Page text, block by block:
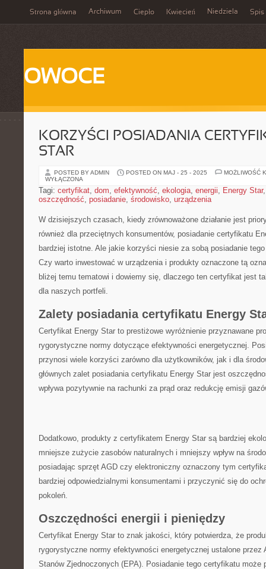
Strona główna Archiwum Ciepło Kwiecień Niedziela Spis
OWOCE
KORZYŚCI POSIADANIA
STAR
POSTED BY ADMIN POSTED ON MAJ - 25 - 2025
MOŻLIWOŚĆ
WYŁĄCZONA
Tagi: certyfikat, dom, efektywność, ekologia, energii, Energy Star
oszczędność, posiadanie, środowisko, urządzenia
W‍ dzisiejszych czasach,⁢ kiedy zrównoważone działanie jest
również dla przeciętnych konsumentów, posiadanie certyfikatu
bardziej istotne. Ale jakie⁤ korzyści niesie za sobą posiadanie
Czy warto inwestować w urządzenia i produkty‌ oznaczone tą
bliżej temu⁢ tematowi i dowiemy się, dlaczego ten ⁣certyfikat jest
dla naszych ⁣portfeli.
Zalety posiadania certyfikatu ⁣Energy
Certyfikat ⁢Energy Star to prestiżowe wyróżnienie ​przyznawane
rygorystyczne normy dotyczące efektywności energetycznej.
przynosi wiele korzyści zarówno dla użytkowników, jak i ⁣dla
głównych ⁣zalet posiadania‍ certyfikatu Energy Star jest‍
wpływa pozytywnie​ na rachunki ​za prąd oraz redukcję emisji
Dodatkowo, produkty z certyfikatem‍ Energy Star są bardziej
mniejsze zużycie zasobów naturalnych i mniejszy wpływ na
⁢posiadając sprzęt AGD czy elektroniczny oznaczony tym
bardziej odpowiedzialnymi⁢ konsumentami i⁣ przyczynić się do
pokoleń.
Oszczędności ⁤energii i pieniędzy
Certyfikat Energy Star to znak jakości, ⁢który potwierdza, ‍że​
rygorystyczne normy efektywności energetycznej ustalone przez
​Stanów ⁣Zjednoczonych (EPA). Posiadanie tego certyfikatu może